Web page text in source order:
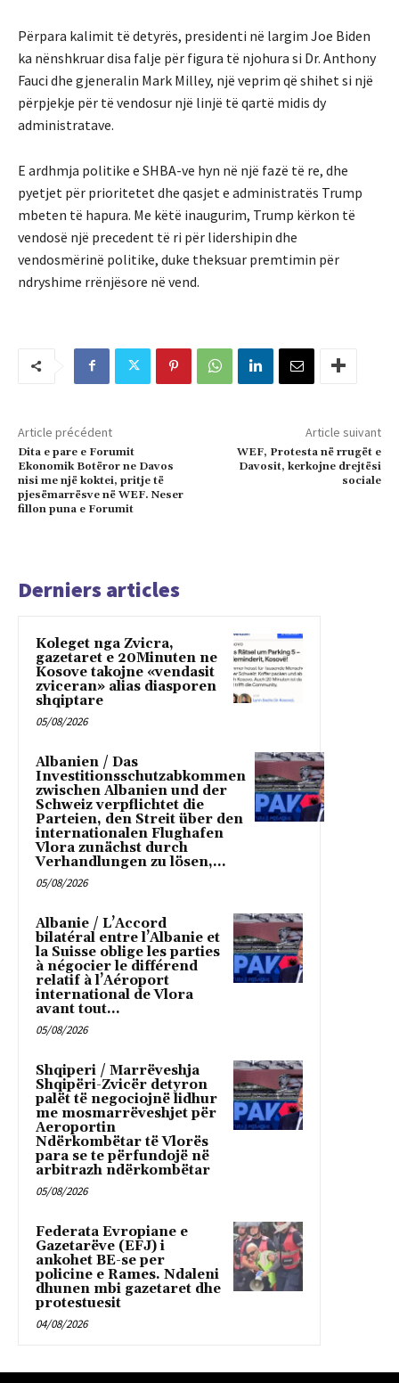
Përpara kalimit të detyrës, presidenti në largim Joe Biden
ka nënshkruar disa falje për figura të njohura si Dr. Anthony
Fauci dhe gjeneralin Mark Milley, një veprim që shihet si një
përpjekje për të vendosur një linjë të qartë midis dy
administratave.
E ardhmja politike e SHBA-ve hyn në një fazë të re, dhe
pyetjet për prioritetet dhe qasjet e administratës Trump
mbeten të hapura. Me këtë inaugurim, Trump kërkon të
vendosë një precedent të ri për lidershipin dhe
vendosmërinë politike, duke theksuar premtimin për
ndryshime rrënjësore në vend.
Article précédent
Dita e pare e Forumit
Ekonomik Botëror ne Davos
nisi me një koktei, pritje të
pjesëmarrësve në WEF. Neser
fillon puna e Forumit
Article suivant
WEF, Protesta në rrugët e
Davosit, kerkojne drejtësi
sociale
Derniers articles
Koleget nga Zvicra,
gazetaret e 20Minuten ne
Kosove takojne «vendasit
zviceran» alias diasporen
shqiptare
05/08/2026
Albanien / Das
Investitionsschutzabkommen
zwischen Albanien und der
Schweiz verpflichtet die
Parteien, den Streit über den
internationalen Flughafen
Vlora zunächst durch
Verhandlungen zu lösen,...
05/08/2026
Albanie / L’Accord
bilatéral entre l’Albanie et
la Suisse oblige les parties
à négocier le différend
relatif à l’Aéroport
international de Vlora
avant tout...
05/08/2026
Shqiperi / Marrëveshja
Shqipëri-Zvicër detyron
palët të negociojnë lidhur
me mosmarrëveshjet për
Aeroportin
Ndërkombëtar të Vlorës
para se te përfundojë në
arbitrazh ndërkombëtar
05/08/2026
Federata Evropiane e
Gazetarëve (EFJ) i
ankohet BE-se per
policine e Rames. Ndaleni
dhunen mbi gazetaret dhe
protestuesit
04/08/2026